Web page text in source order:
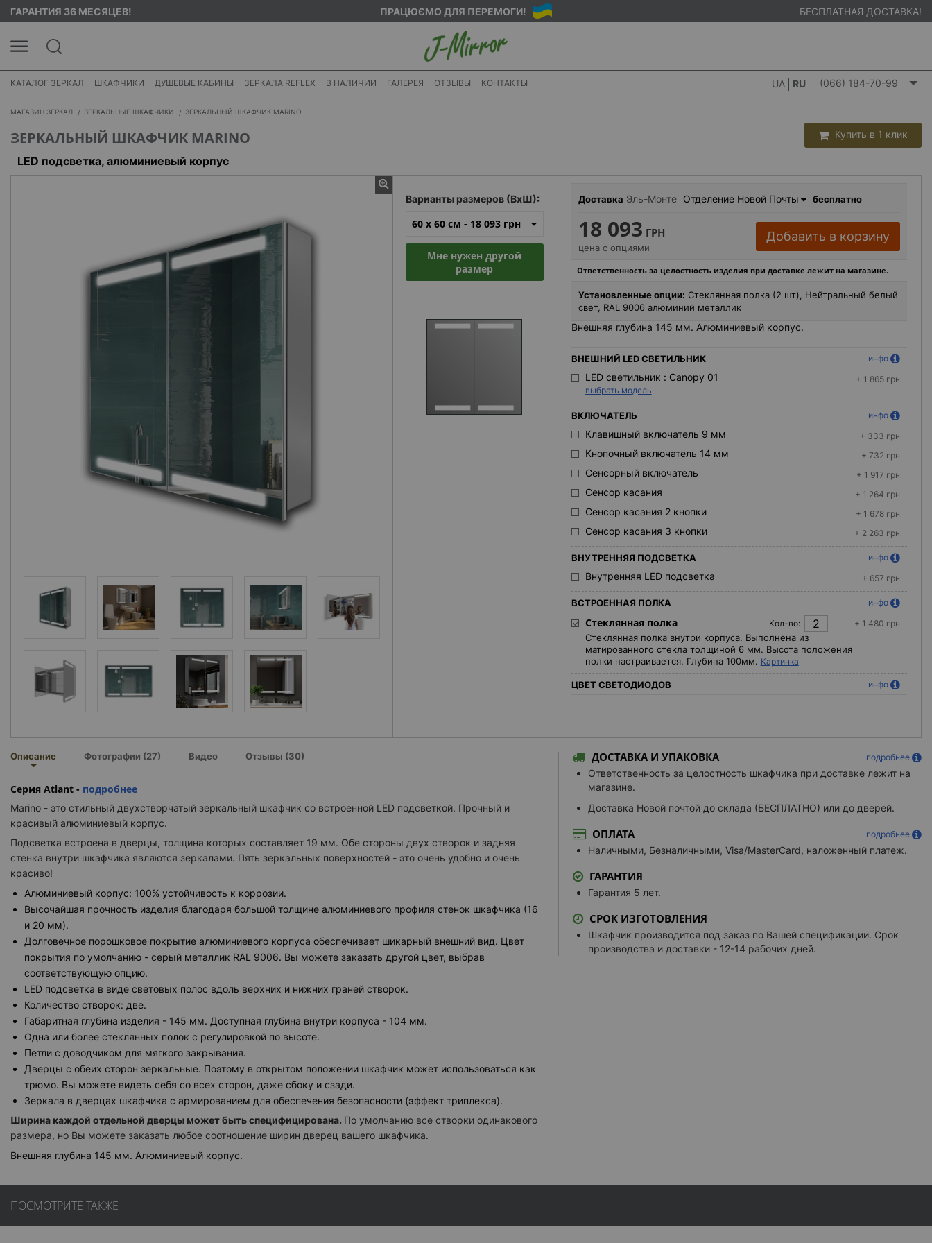
ГАРАНТИЯ 36 МЕСЯЦЕВ! ПРАЦЮЄМО ДЛЯ ПЕРЕМОГИ! БЕСПЛАТНАЯ ДОСТАВКА!
КАТАЛОГ ЗЕРКАЛ ШКАФЧИКИ ДУШЕВЫЕ КАБИНЫ ЗЕРКАЛА REFLEX В НАЛИЧИИ ГАЛЕРЕЯ ОТЗЫВЫ КОНТАКТЫ UA RU (066) 184-70-99
МАГАЗИН ЗЕРКАЛ ЗЕРКАЛЬНЫЕ ШКАФЧИКИ ЗЕРКАЛЬНЫЙ ШКАФЧИК MARINO
Купить в 1 клик
ЗЕРКАЛЬНЫЙ ШКАФЧИК MARINO
LED подсветка, алюминиевый корпус
Варианты размеров (ВхШ):
60 x 60 см - 18 093 грн
Мне нужен другой
размер
Доставка Эль-Монте Отделение Новой Почты бесплатно
18 093 ГРН
цена с опциями
Добавить в корзину
Ответственность за целостность изделия при доставке лежит на магазине.
Установленные опции: Стеклянная полка (2 шт), Нейтральный белый
свет, RAL 9006 алюминий металлик
Внешняя глубина 145 мм. Алюминиевый корпус.
ВНЕШНИЙ LED СВЕТИЛЬНИК инфо
LED светильник : Canopy 01
+ 1 865 грн
выбрать модель
ВКЛЮЧАТЕЛЬ инфо
Клавишный включатель 9 мм + 333 грн
Кнопочный включатель 14 мм + 732 грн
Сенсорный включатель + 1 917 грн
Сенсор касания + 1 264 грн
Сенсор касания 2 кнопки + 1 678 грн
Сенсор касания 3 кнопки + 2 263 грн
ВНУТРЕННЯЯ ПОДСВЕТКА инфо
Внутренняя LED подсветка + 657 грн
ВСТРОЕННАЯ ПОЛКА инфо
Стеклянная полка Кол-во: + 1 480 грн
Стеклянная полка внутри корпуса. Выполнена из
матированного стекла толщиной 6 мм. Высота положения
полки настраивается. Глубина 100мм. Картинка
ЦВЕТ СВЕТОДИОДОВ инфо
Нейтральный белый цвет светодиодов.
Холодный белый свет
Настраиваемая теплота белого
+ 2 447 грн
УПРАВЛЕНИЕ ЯРКОСТЬЮ инфо
Кнопочный регулятор яркости + 467 грн
Белая подсветка верх-низ
ЦВЕТ АЛЮМИНИЕВОГО КОРПУСА
выбрать другую модель
Описание Фотографии (27) Видео Отзывы (30)
Серия Atlant - подробнее
Marino - это стильный двухстворчатый зеркальный шкафчик со встроенной LED подсветкой. Прочный и
красивый алюминиевый корпус.
Подсветка встроена в дверцы, толщина которых составляет 19 мм. Обе стороны двух створок и задняя
стенка внутри шкафчика являются зеркалами. Пять зеркальных поверхностей - это очень удобно и очень
красиво!
Алюминиевый корпус: 100% устойчивость к коррозии.
Высочайшая прочность изделия благодаря большой толщине алюминиевого профиля стенок шкафчика (16
и 20 мм).
Долговечное порошковое покрытие алюминиевого корпуса обеспечивает шикарный внешний вид. Цвет
покрытия по умолчанию - серый металлик RAL 9006. Вы можете заказать другой цвет, выбрав
соответствующую опцию.
LED подсветка в виде световых полос вдоль верхних и нижних граней створок.
Количество створок: две.
Габаритная глубина изделия - 145 мм. Доступная глубина внутри корпуса - 104 мм.
Одна или более стеклянных полок с регулировкой по высоте.
Петли с доводчиком для мягкого закрывания.
Дверцы с обеих сторон зеркальные. Поэтому в открытом положении шкафчик может использоваться как
трюмо. Вы можете видеть себя со всех сторон, даже сбоку и сзади.
Зеркала в дверцах шкафчика с армированием для обеспечения безопасности (эффект триплекса).
Ширина каждой отдельной дверцы может быть специфицирована. По умолчанию все створки одинакового
размера, но Вы можете заказать любое соотношение ширин дверец вашего шкафчика.
Внешняя глубина 145 мм. Алюминиевый корпус.
ДОСТАВКА И УПАКОВКА подробнее
Ответственность за целостность шкафчика при доставке лежит на
магазине.
Доставка Новой почтой до склада (БЕСПЛАТНО) или до дверей.
ОПЛАТА подробнее
Наличными, Безналичными, Visa/MasterCard, наложенный платеж.
ГАРАНТИЯ
Гарантия 5 лет.
СРОК ИЗГОТОВЛЕНИЯ
Шкафчик производится под заказ по Вашей спецификации. Срок
производства и доставки - 12-14 рабочих дней.
ПОСМОТРИТЕ ТАКЖЕ